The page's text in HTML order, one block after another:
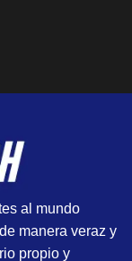
al mundo
manera veraz y
propio y